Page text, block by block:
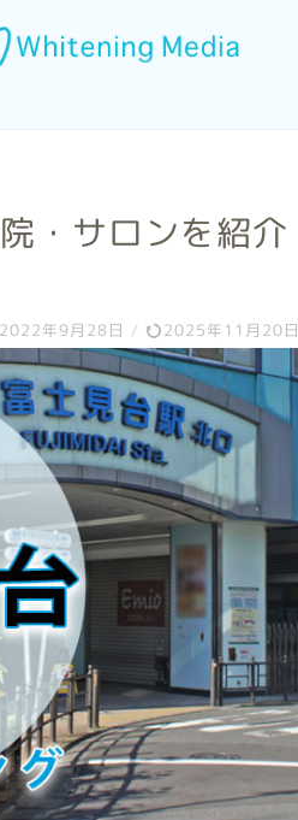
・サロンを紹介
2022年9月28日 / 2025年11月20日